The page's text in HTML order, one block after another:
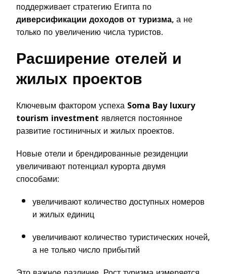
поддерживает стратегию Египта по
диверсификации доходов от туризма, а не
только по увеличению числа туристов.
Расширение отелей и
жилых проектов
Ключевым фактором успехаSoma Bay luxury
tourism investmentявляется постоянное
развитие гостиничных и жилых проектов.
Новые отели и брендированные резиденции
увеличивают потенциал курорта двумя
способами:
увеличивают количество доступных номеров
и жилых единиц
увеличивают количество туристических ночей,
а не только число прибытий